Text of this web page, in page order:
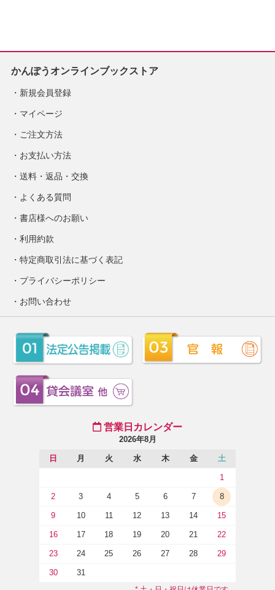
かんぽうオンラインブックストア
新規会員登録
マイページ
ご注文方法
お支払い方法
送料・返品・交換
よくある質問
書店様へのお願い
利用約款
特定商取引法に基づく表記
プライバシーポリシー
お問い合わせ
営業日カレンダー
2026年8月
日 月 火 水 木 金 土
1
2 3 4 5 6 7 8
9 10 11 12 13 14 15
16 17 18 19 20 21 22
23 24 25 26 27 28 29
30 31